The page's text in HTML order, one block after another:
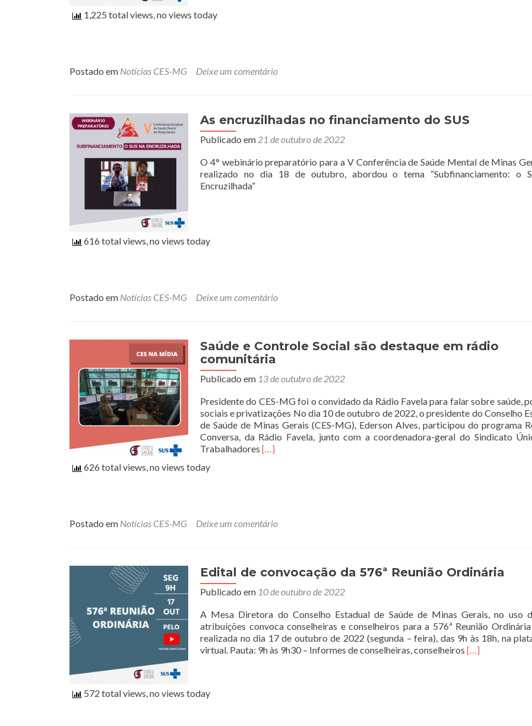
1,225 total views, no views today
Postado em Notícias CES-MG Deixe um comentário
As encruzilhadas no financiamento do SUS
Publicado em 21 de outubro de 2022
O 4° webinário preparatório para a V Conferência de Saúde Mental de Minas
realizado no dia 18 de outubro, abordou o tema “Subfinanciamento: o
Encruzilhada”
616 total views, no views today
Postado em Notícias CES-MG Deixe um comentário
Saúde e Controle Social são destaque em rádio
comunitária
Publicado em 13 de outubro de 2022
Presidente do CES-MG foi o convidado da Rádio Favela para falar sobre saúde,
sociais e privatizações No dia 10 de outubro de 2022, o presidente do Conselho
de Saúde de Minas Gerais (CES-MG), Ederson Alves, participou do programa
Conversa, da Rádio Favela, junto com a coordenadora-geral do Sindicato
Trabalhadores Leia
são
destaque
[…]
626 total views, no views today
Postado em Notícias CES-MG Deixe um comentário
Edital de convocação da 576ª Reunião Ordinária
Publicado em 10 de outubro de 2022
A Mesa Diretora do Conselho Estadual de Saúde de Minas Gerais, no uso
atribuições convoca conselheiras e conselheiros para a 576ª Reunião
realizada no dia 17 de outubro de 2022 (segunda – feira), das 9h às 18h, na
virtual. Pauta: 9h às 9h30 – Informes de conselheiras, conselheiros Leia
[…]
572 total views, no views today